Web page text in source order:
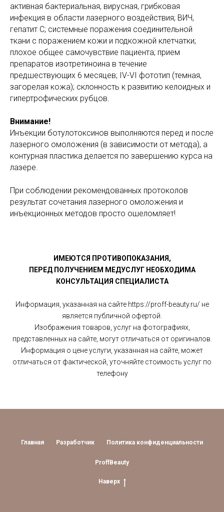
активная бактериальная, вирусная, грибковая
инфекция в области лазерного воздействия; ВИЧ,
гепатит С; системные поражения соединительной
ткани с поражением кожи и подкожной клетчатки;
плохое общее самочувствие пациента; прием
препаратов изотретиноина в течение
предшествующих 6 месяцев; IV-VI фототип (темная,
загорелая кожа); склонность к развитию келоидных и
гипертрофических рубцов.
Внимание!
Инъекции ботулотоксинов выполняются перед и после
лазерного омоложения (в зависимости от метода), а
контурная пластика делается по завершению курса на
лазере.
При соблюдении рекомендованных протоколов
результат сочетания лазерного омоложения и
инъекционных методов просто ошеломляет!
ИМЕЮТСЯ ПРОТИВОПОКАЗАНИЯ,
ПЕРЕД ПОЛУЧЕНИЕМ МЕДУСЛУГ НЕОБХОДИМА
КОНСУЛЬТАЦИЯ СПЕЦИАЛИСТА
Информация, указанная на сайте https://proff-beauty.ru/ не
является публичной офертой.
Изображения товаров, услуг на фотографиях,
представленных на сайте, могут отличаться от оригиналов.
Информация о цене услуги, указанная на сайте, может
отличаться от фактической, уточняйте стоимость услуг по
телефону
Главная Разработчик Политика конфиденциальности
ProffBeauty
Наверх